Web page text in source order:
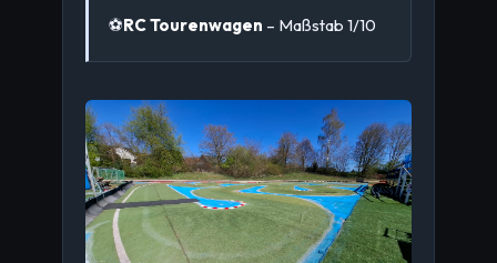
⚽RC Tourenwagen – Maßstab 1/10